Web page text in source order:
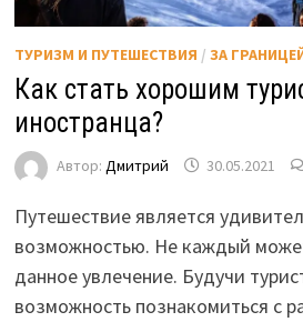
ТУРИЗМ И ПУТЕШЕСТВИЯ / ЗА
Как стать хорошим
иностранца?
Автор: Дмитрий 30.05.2021
Путешествие является
возможностью. Не каждый
данное увлечение. Будучи
возможность познакомиться с